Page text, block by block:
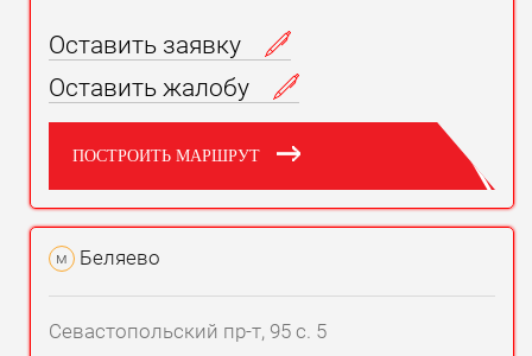
Оставить заявку
Оставить жалобу
ПОСТРОИТЬ МАРШРУТ
м Беляево
Севастопольский пр-т, 95 с. 5